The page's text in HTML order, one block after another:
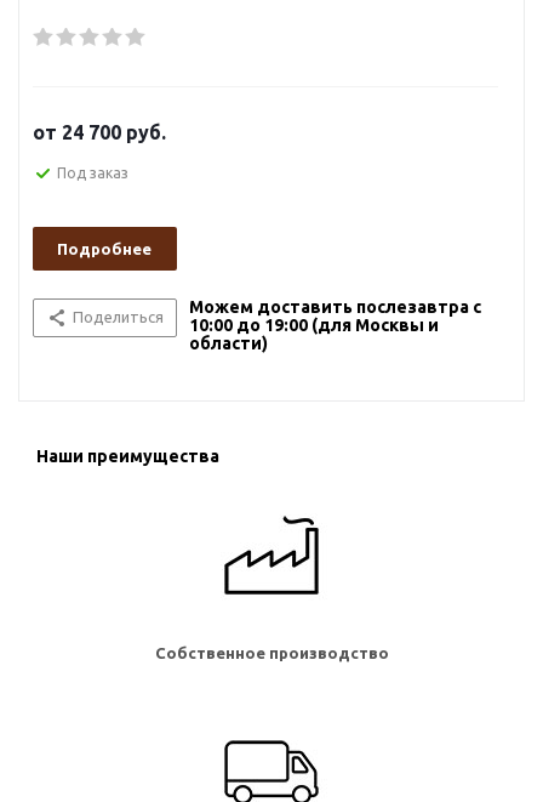
от 24 700 руб.
Под заказ
Подробнее
Поделиться
Можем доставить послезавтра с
10:00 до 19:00 (для Москвы и
области)
Наши преимущества
Собственное производство